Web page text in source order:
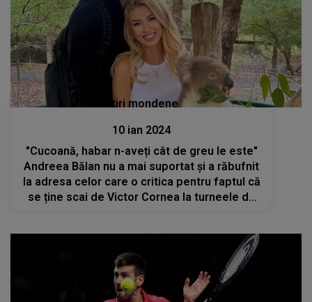
Stiri mondene
10 ian 2024
"Cucoană, habar n-aveți cât de greu le este"
Andreea Bălan nu a mai suportat și a răbufnit
la adresa celor care o critica pentru faptul că
se ține scai de Victor Cornea la turneele de